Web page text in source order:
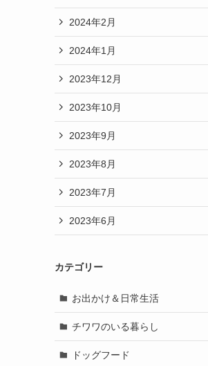
2024年2月
2024年1月
2023年12月
2023年10月
2023年9月
2023年8月
2023年7月
2023年6月
カテゴリー
お出かけ＆日常生活
チワワのいる暮らし
ドッグフード